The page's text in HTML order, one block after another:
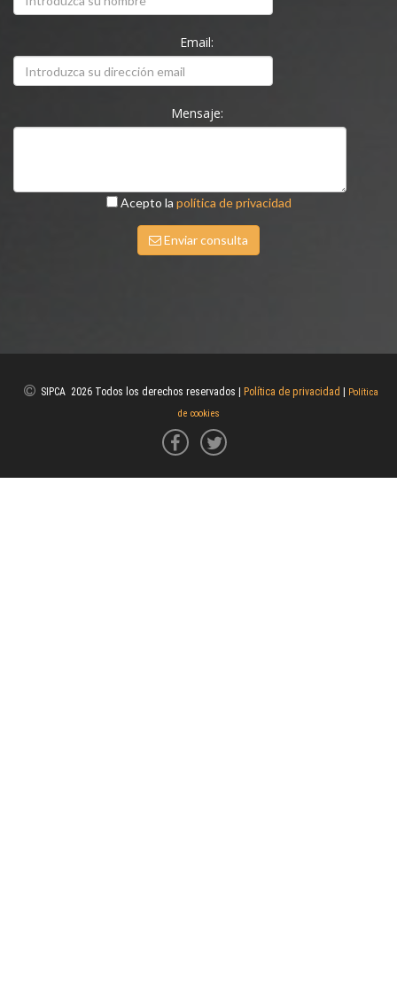
Email:
Mensaje:
Acepto la política de privacidad
Enviar consulta
SIPCA 2026 Todos los derechos reservados | Política de privacidad
Política
de cookies